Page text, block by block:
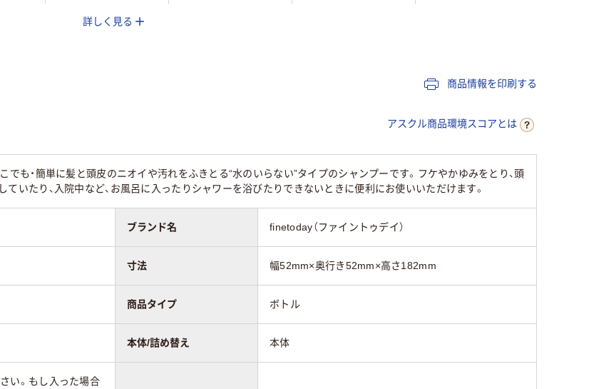
さらさら詳しく見る
商品情報を印刷する
アスクル商品環境スコアとは
でも・簡単に髪と頭皮のニオイや汚れをふきとる“水のいらない”タイプのシャンプーです。フケやかゆみをとり、頭
ていたり、入院中など、お風呂に入ったりシャワーを浴びたりできないときに便利にお使いいただけます。
ブランド名 finetoday（ファイントゥデイ）
寸法 幅52mm×奥行き52mm×高さ182mm
商品タイプ ボトル
本体/詰め替え 本体
い。もし入った場合